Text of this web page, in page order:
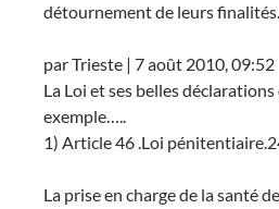
détournement de leurs finalités.
par Trieste | 7 août 2010, 09:52
La Loi et ses belles
exemple…..
1) Article 46 .Loi
La prise en charge de la santé